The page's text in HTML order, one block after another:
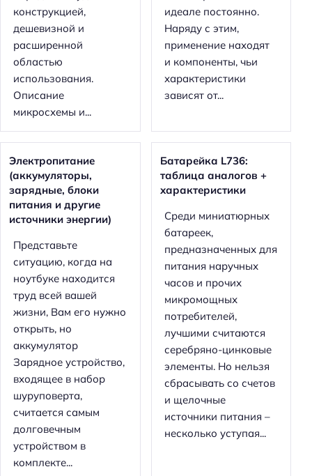
конструкцией,
дешевизной и
расширенной
областью
использования.
Описание
микросхемы и...
идеале постоянно.
Наряду с этим,
применение находят
и компоненты, чьи
характеристики
зависят от...
Электропитание
(аккумуляторы,
зарядные, блоки
питания и другие
источники энергии)
Представьте
ситуацию, когда на
ноутбуке находится
труд всей вашей
жизни, Вам его нужно
открыть, но
аккумулятор
Зарядное устройство,
входящее в набор
шуруповерта,
считается самым
долговечным
устройством в
комплекте...
Батарейка L736:
таблица аналогов +
характеристики
Среди миниатюрных
батареек,
предназначенных для
питания наручных
часов и прочих
микромощных
потребителей,
лучшими считаются
серебряно-цинковые
элементы. Но нельзя
сбрасывать со счетов
и щелочные
источники питания –
несколько уступая...